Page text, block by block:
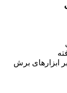
ابزارهای برش